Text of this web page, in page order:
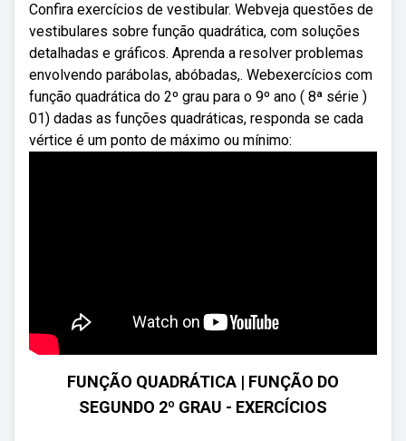
Confira exercícios de vestibular. Webveja questões de
vestibulares sobre função quadrática, com soluções
detalhadas e gráficos. Aprenda a resolver problemas
envolvendo parábolas, abóbadas,. Webexercícios com
função quadrática do 2º grau para o 9º ano ( 8ª série )
01) dadas as funções quadráticas, responda se cada
vértice é um ponto de máximo ou mínimo:
FUNÇÃO QUADRÁTICA | FUNÇÃO DO
SEGUNDO 2º GRAU - EXERCÍCIOS